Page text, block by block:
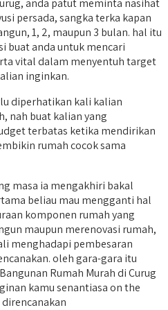
persada, sangka terka kapan
1, 2, maupun 3 bulan. hal itu
buat anda untuk mencari
vital dalam menyentuh target
inginkan.
diperhatikan kali kalian
nah buat kalian yang
terbatas ketika mendirikan
rumah cocok sama
masa ia mengakhiri bakal
beliau mau mengganti hal
komponen rumah yang
maupun merenovasi rumah,
menghadapi pembesaran
oleh gara-gara itu
Rumah Murah di Curug
kamu senantiasa on the